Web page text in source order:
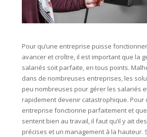
Pour qu’une entreprise puisse
avancer et croître, il est important que la
salariés soit parfaite, en tous points.
dans de nombreuses entreprises, les
peu nombreuses pour gérer les salariés
rapidement devenir catastrophique. Pour
entreprise fonctionne parfaitement et
sentent bien au travail, il faut qu’il y ait
précises et un management à la hauteur.